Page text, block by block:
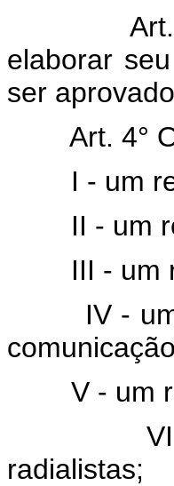
elaborar
ser
Art. 4°
I - um
II - um
III - um
IV - um
V - um
VI - um
radialistas;